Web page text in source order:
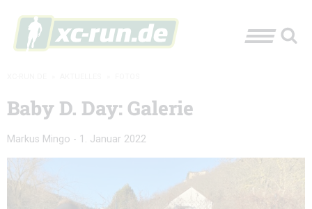
Baby D. Day: Galerie
Markus Mingo - 1. Januar 2022